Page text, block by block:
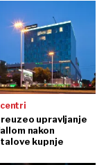
upravljanje
nakon
kupnje